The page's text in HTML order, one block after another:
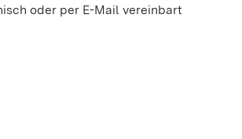
oder per E-Mail vereinbart